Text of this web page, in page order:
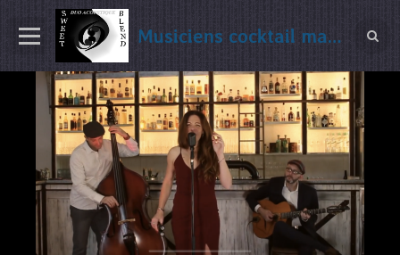
Musiciens cocktail mariage Gironde